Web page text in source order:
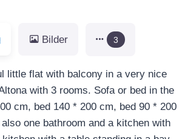
Bilder 3
little flat with balcony in a very nice
with 3 rooms. Sofa or bed in the
cm, bed 140 * 200 cm, bed 90 * 200
one bathroom and a kitchen with